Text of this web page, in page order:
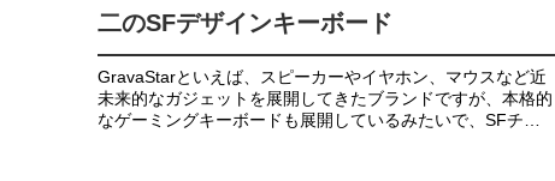
二のSFデザインキーボード
GravaStarといえば、スピーカーやイヤホン、マウスなど近
未来的なガジェットを展開してきたブランドですが、本格的
なゲーミングキーボードも展開しているみたいで、SFチッ